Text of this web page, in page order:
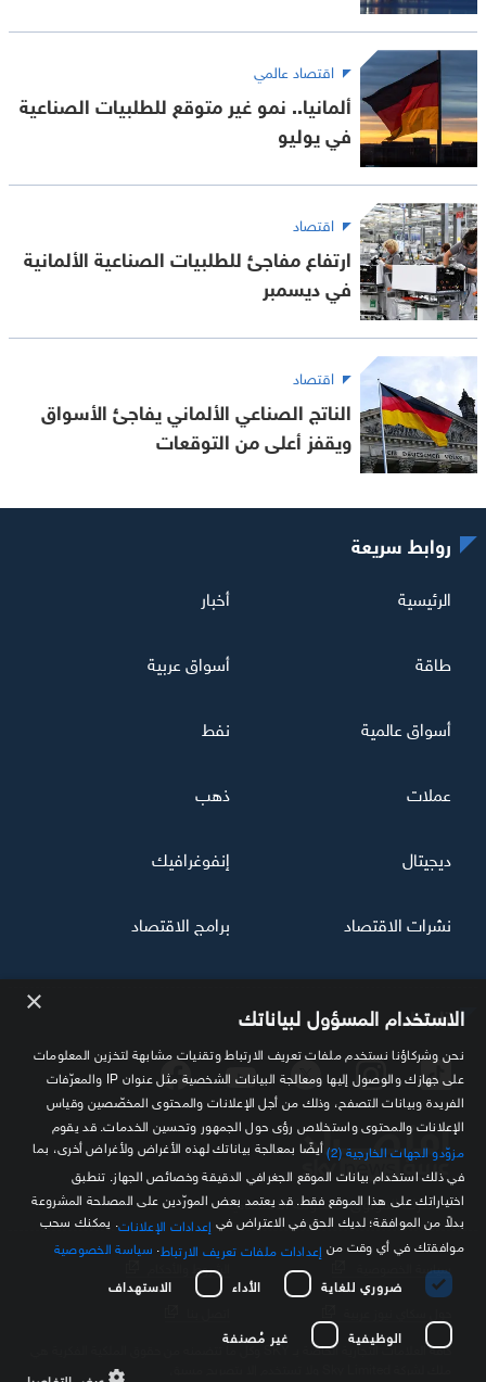
اقتصاد عالمي
ألمانيا.. نمو غير متوقع للطلبيات الصناعية
في يوليو
اقتصاد
ارتفاع مفاجئ للطلبيات الصناعية الألمانية
في ديسمبر
اقتصاد
الناتج الصناعي الألماني يفاجئ الأسواق
ويقفز أعلى من التوقعات
تابعنا
مصدرك الموثوق للمعلومة الاقتصادية
روابط سريعة
الرئيسية أخبار
طاقة أسواق عربية
أسواق عالمية نفط
عملات ذهب
ديجيتال إنفوغرافيك
نشرات الاقتصاد برامج الاقتصاد
سياسة الخصوصية الشروط والأحكام
كافة العلامات التجارية الخاصة بـ SKY وكل ما تتضمنه من حقوق الملكية الفكرية هي
× الاستخدام المسؤول لبياناتك
نحن وشركاؤنا نستخدم ملفات تعريف الارتباط وتقنيات مشابهة لتخزين المعلومات
على جهازك والوصول إليها ومعالجة البيانات الشخصية مثل عنوان IP والمعرّفات
الفريدة وبيانات التصفح، وذلك من أجل الإعلانات والمحتوى المخصّصين وقياس
الإعلانات والمحتوى واستخلاص رؤى حول الجمهور وتحسين الخدمات. قد يقوم
مزوّدو الجهات الخارجية (2)
أيضًا بمعالجة بياناتك لهذه الأغراض ولأغراض أخرى، بما
في ذلك استخدام بيانات الموقع الجغرافي الدقيقة وخصائص الجهاز. تنطبق
اختياراتك على هذا الموقع فقط. قد يعتمد بعض المورّدين على المصلحة المشروعة
بدلاً من الموافقة؛ لديك الحق في الاعتراض في إعدادات الإعلانات . يمكنك سحب
موافقتك في أي وقت من إعدادات ملفات تعريف الارتباط سياسة الخصوصية
ضروري للغاية
الأداء الاستهداف
الوظيفية غير مُصنفة